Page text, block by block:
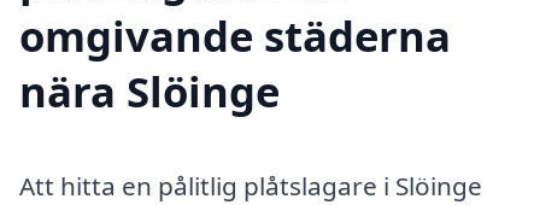
omgivande städerna
nära Slöinge
Att hitta en pålitlig plåtslagare i Slöinge